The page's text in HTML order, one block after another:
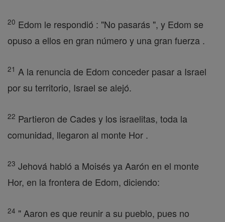
20 Edom le respondió : "No pasarás ", y Edom se
opuso a ellos en gran número y una gran fuerza .
21 A la renuncia de Edom conceder pasar a Israel
por su territorio, Israel se alejó.
22 Partieron de Cades y los israelitas, toda la
comunidad, llegaron al monte Hor .
23 Jehová habló a Moisés ya Aarón en el monte
Hor, en la frontera de Edom, diciendo:
24 " Aaron es que reunir a su pueblo, pues no